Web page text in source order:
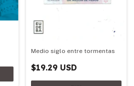
Medio siglo entre tormentas
$19.29 USD